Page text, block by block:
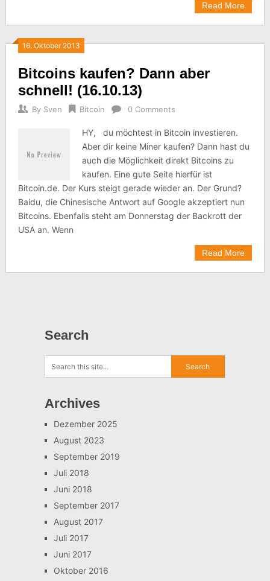
Read More
16. Oktober 2013
Bitcoins kaufen? Dann aber
schnell! (16.10.13)
By Sven Bitcoin 0 Comments
HY, du möchtest in Bitcoin investieren.
Aber dir keine Miner kaufen? Dann hast du
auch die Möglichkeit direkt Bitcoins zu
kaufen. Eine gute Seite hierfür ist
Bitcoin.de. Der Kurs steigt gerade wieder an. Der Grund?
Baidu, die Chinesische Antwort auf Google akzeptiert nun
Bitcoins. Ebenfalls steht am Donnerstag der Backrott der
USA an. Wenn
Read More
Search
Archives
Dezember 2025
August 2023
September 2019
Juli 2018
Juni 2018
September 2017
August 2017
Juli 2017
Juni 2017
Oktober 2016